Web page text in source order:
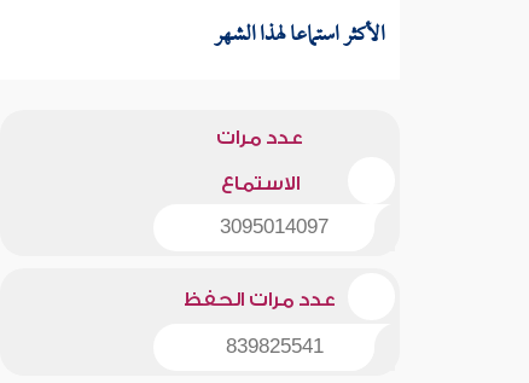
الأكثر استماعا لهذا الشهر
عدد مرات
الاستماع
3095014097
عدد مرات الحفظ
839825541